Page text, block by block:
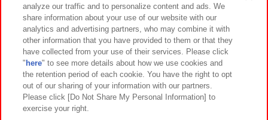
イベント・キャンペーン
関連会社 サステナビリティ サイトポリシー
プライバシーポリシー ウェブアクセシビリティ方針と検証結果
お取引先さまとともに
analyze our traffic and to personalize content and ads. We
share information about your use of our website with our
analytics and advertising partners, who may combine it with
other information that you have provided to them or that they
have collected from your use of their services. Please click
" here" to see more details about how we use cookies and
the retention period of each cookie. You have the right to opt
out of our sharing of your information with our partners.
Please click [Do Not Share My Personal Information] to
exercise your right.